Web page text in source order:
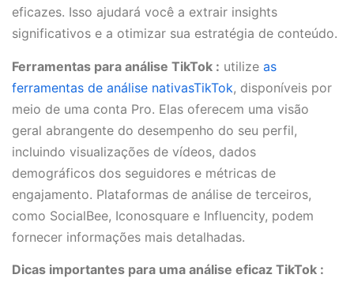
eficazes. Isso ajudará você a extrair insights
significativos e a otimizar sua estratégia de conteúdo.
Ferramentas para análise TikTok : utilize as
ferramentas de análise nativasTikTok, disponíveis por
meio de uma conta Pro. Elas oferecem uma visão
geral abrangente do desempenho do seu perfil,
incluindo visualizações de vídeos, dados
demográficos dos seguidores e métricas de
engajamento. Plataformas de análise de terceiros,
como SocialBee, Iconosquare e Influencity, podem
fornecer informações mais detalhadas.
Dicas importantes para uma análise eficaz TikTok :